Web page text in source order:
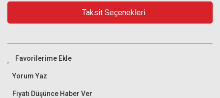
Taksit Seçenekleri
Yorum Yaz
Fiyatı Düşünce Haber Ver